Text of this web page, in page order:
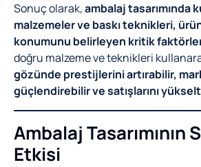
Sonuç olarak,ambalaj tasarımında
malzemeler ve baskı teknikleri,
konumunu belirleyen kritik
doğru malzeme ve teknikleri
gözünde prestijlerini artırabilir,
güçlendirebilir ve satışlarını
Ambalaj Tasarımının
Etkisi